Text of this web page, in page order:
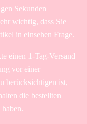
Sekunden
wichtig, dass Sie
in einsehen Frage.
einen 1-Tag-Versand
vor einer
berücksichtigen ist,
die bestellten